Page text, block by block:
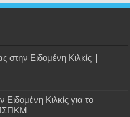
Ειδομένη Κιλκίς |
Κιλκίς για το